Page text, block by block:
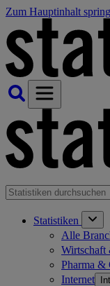
Zum Hauptinhalt
Statistiken
Alle
Pharma &
Internet